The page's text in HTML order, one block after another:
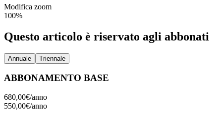
Modifica zoom
100%
Questo articolo è riservato agli abbonati
Annuale Triennale
ABBONAMENTO BASE
680,00€/anno
550,00€/anno